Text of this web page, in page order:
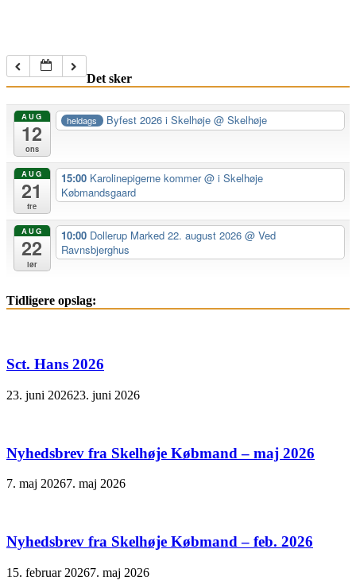
Det sker
AUG
12
ons
heldags Byfest 2026 i Skelhøje@ Skelhøje
AUG
21
fre
15:00 Karolinepigerne kommer@ i Skelhøje
Købmandsgaard
AUG
22
lør
10:00 Dollerup Marked 22. august 2026 @ Ved
Ravnsbjerghus
Tidligere opslag:
Sct. Hans 2026
23. juni 202623. juni 2026
Nyhedsbrev fra Skelhøje Købmand – maj 2026
7. maj 20267. maj 2026
Nyhedsbrev fra Skelhøje Købmand – feb. 2026
15. februar 20267. maj 2026